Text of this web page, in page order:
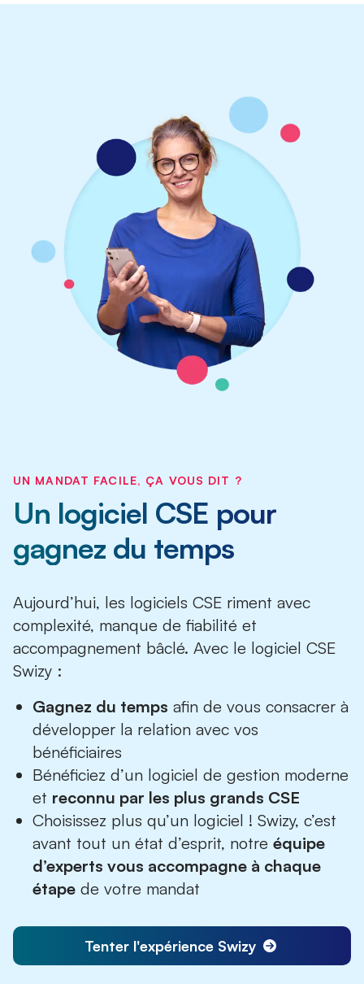
UN MANDAT FACILE, ÇA VOUS DIT ?
Un logiciel CSE pour
gagnez du temps
Aujourd’hui, les logiciels CSE riment avec
complexité, manque de fiabilité et
accompagnement bâclé. Avec le logiciel CSE
Swizy :
Gagnez du temps afin de vous consacrer à
développer la relation avec vos
bénéficiaires
Bénéficiez d’un logiciel de gestion moderne
et reconnu par les plus grands CSE
Choisissez plus qu’un logiciel ! Swizy, c’est
avant tout un état d’esprit, notre équipe
d’experts vous accompagne à chaque
étape de votre mandat
Tenter l'expérience Swizy